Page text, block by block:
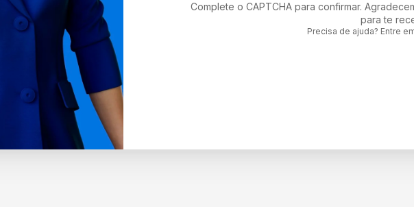
Complete o CAPTCHA para confirmar.
para te
Precisa de ajuda? Entre